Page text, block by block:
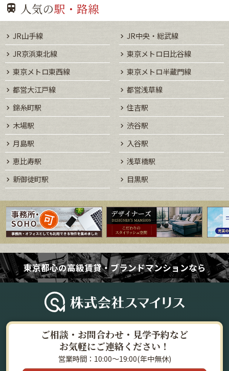
人気の駅・路線
JR山手線
JR中央・総武線
JR京浜東北線
東京メトロ日比谷線
東京メトロ東西線
東京メトロ半蔵門線
都営大江戸線
都営浅草線
錦糸町駅
住吉駅
木場駅
渋谷駅
月島駅
入谷駅
恵比寿駅
浅草橋駅
新御徒町駅
目黒駅
東京都心の高級賃貸・ブランドマンションなら
ご相談・お問合わせ・見学予約など
お気軽にご連絡ください！
営業時間：10:00～19:00(年中無休)